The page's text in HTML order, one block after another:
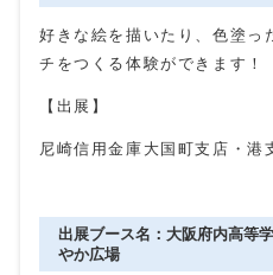
好きな絵を描いたり、色塗っ
チをつくる体験ができます！
【出展】
尼崎信用金庫大国町支店・港
出展ブース名：大阪府内高等
やか広場